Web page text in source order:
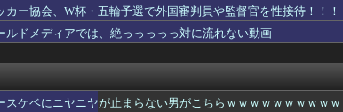
本文理 大分商が中盤に逆転し2回戦に進出 ...
ダービーで見せた活躍にMLBファン騒然！←「一体...
と言われ、彼女からアドバイスを聞いてダイエット
の求刑7年翌日にInstagram更新「楽しすぎ...
挑戦へ！モードアップ！最速達成！ジャックイン！...
松山氏、JUMP公式にブロックされる・・・
カー協会、W杯・五輪予選で外国審判員や監督官を性接待！！！
ルドメディアでは、絶っっっっっ対に流れない動画
スケベにニヤニヤが止まらない男がこちらｗｗｗｗｗｗｗｗｗ